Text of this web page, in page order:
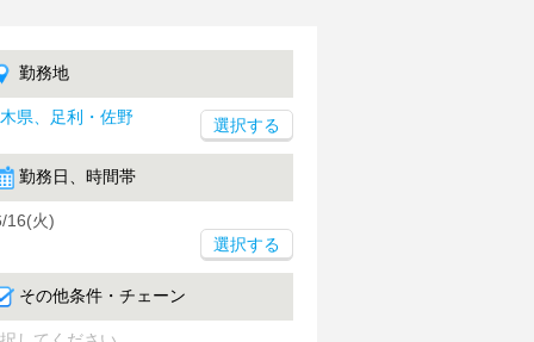
勤務地
県、足利・佐野
勤務日、時間帯
16(火)
選択する
その他条件・チェーン